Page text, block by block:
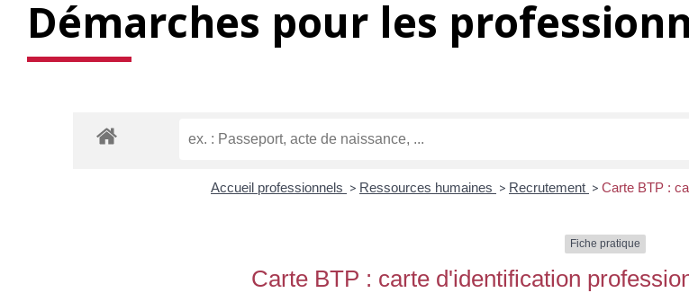
Démarches pour les
Accueil professionnels > Ressources humaines > Recrutement > Carte BTP :
Fiche pratique
Carte BTP : carte d'identification